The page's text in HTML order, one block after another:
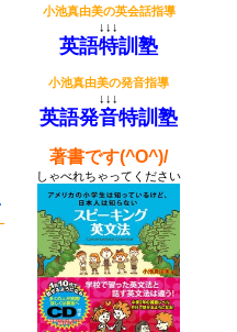
小池真由美の英会話指導
↓↓↓
英語特訓塾
小池真由美の発音指導
↓↓↓
英語発音特訓塾
著書です(^O^)/
しゃべれちゃってください